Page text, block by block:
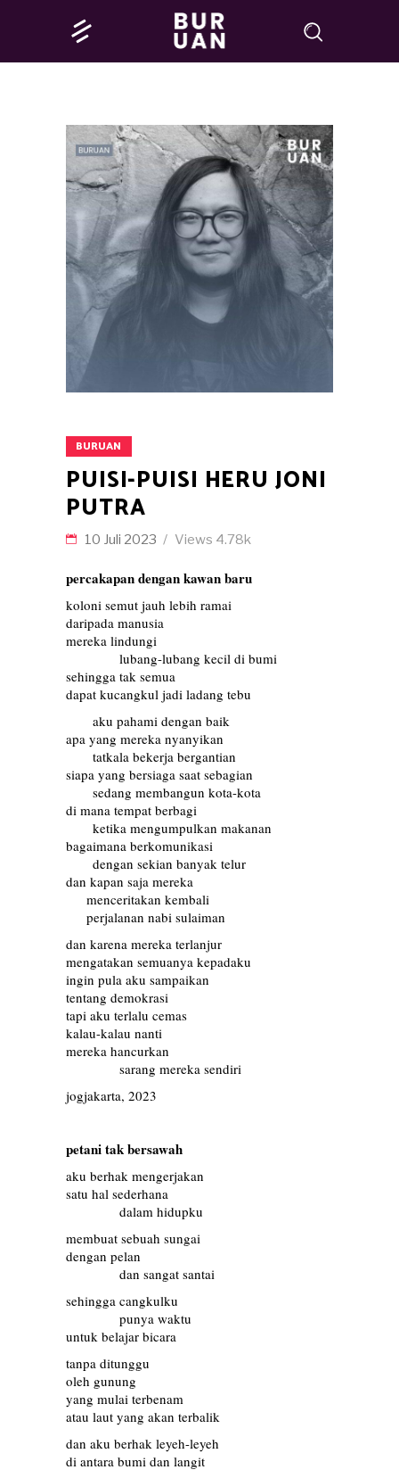
BURUAN
PUISI-PUISI HERU JONI
PUTRA
10 Juli 2023 Views 4.78k
percakapan dengan kawan baru
koloni semut jauh lebih ramai
daripada manusia
mereka lindungi
lubang-lubang kecil di bumi
sehingga tak semua
dapat kucangkul jadi ladang tebu
aku pahami dengan baik
apa yang mereka nyanyikan
tatkala bekerja bergantian
siapa yang bersiaga saat sebagian
sedang membangun kota-kota
di mana tempat berbagi
ketika mengumpulkan makanan
bagaimana berkomunikasi
dengan sekian banyak telur
dan kapan saja mereka
menceritakan kembali
perjalanan nabi sulaiman
dan karena mereka terlanjur
mengatakan semuanya kepadaku
ingin pula aku sampaikan
tentang demokrasi
tapi aku terlalu cemas
kalau-kalau nanti
mereka hancurkan
sarang mereka sendiri
jogjakarta, 2023
petani tak bersawah
aku berhak mengerjakan
satu hal sederhana
dalam hidupku
membuat sebuah sungai
dengan pelan
dan sangat santai
sehingga cangkulku
punya waktu
untuk belajar bicara
tanpa ditunggu
oleh gunung
yang mulai terbenam
atau laut yang akan terbalik
dan aku berhak leyeh-leyeh
di antara bumi dan langit